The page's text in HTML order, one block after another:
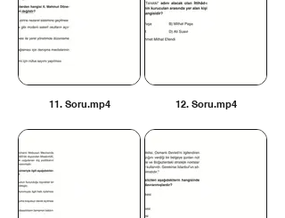
11. Soru.mp4 12. Soru.mp4